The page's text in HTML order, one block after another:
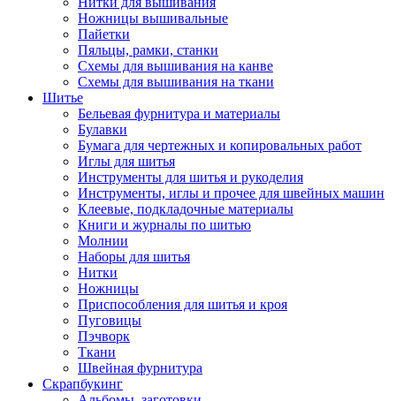
Ножницы вышивальные
Пайетки
Пяльцы, рамки, станки
Схемы для вышивания на канве
Схемы для вышивания на ткани
Шитье
Бельевая фурнитура и материалы
Булавки
Бумага для чертежных и копировальных работ
Иглы для шитья
Инструменты для шитья и рукоделия
Инструменты, иглы и прочее для швейных машин
Клеевые, подкладочные материалы
Книги и журналы по шитью
Молнии
Наборы для шитья
Нитки
Ножницы
Приспособления для шитья и кроя
Пуговицы
Пэчворк
Ткани
Швейная фурнитура
Скрапбукинг